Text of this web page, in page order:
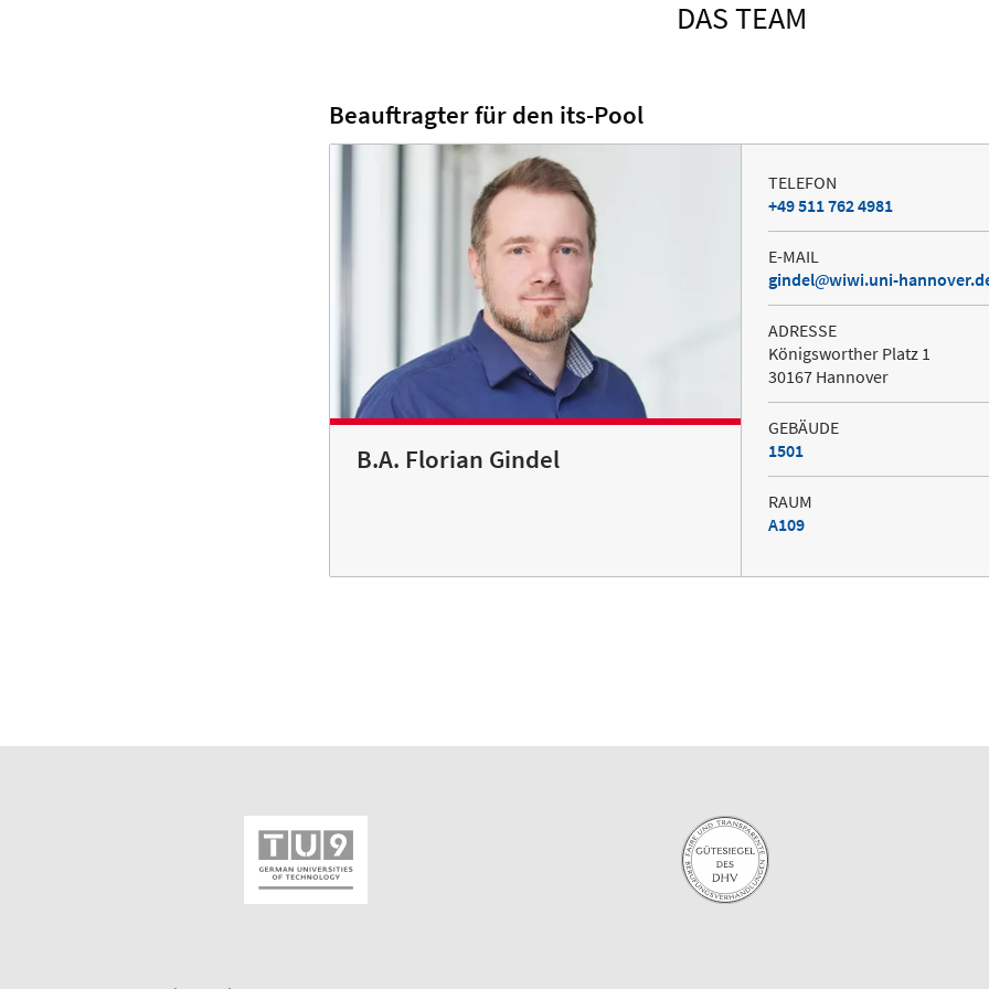
DAS TEAM
Beauftragter für den its-Pool
B.A. Florian Gindel
TELEFON
+49 511 762 4981
E-MAIL
gindel
wiwi.uni-
ADRESSE
Königsworther Platz 1
30167 Hannover
GEBÄUDE
1501
RAUM
A109